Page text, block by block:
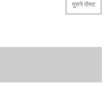
पुराने पोस्ट